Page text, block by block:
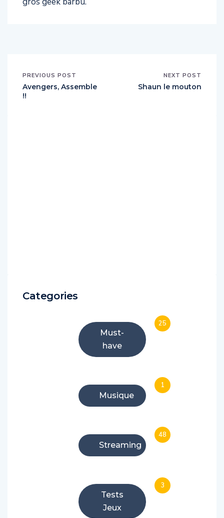
PREVIOUS POST
Avengers, Assemble
!!
NEXT POST
Shaun le mouton
Categories
Must-
have
25
Musique
1
Streaming
48
Tests
Jeux
3